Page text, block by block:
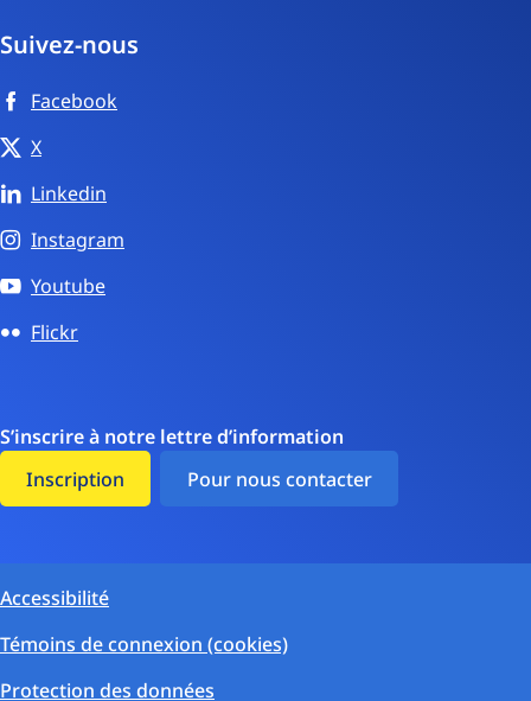
Suivez-nous
Facebook
X
Linkedin
Instagram
Youtube
Flickr
S’inscrire à notre lettre d’information
Inscription
Pour nous contacter
Accessibilité
Témoins de connexion (cookies)
Protection des données